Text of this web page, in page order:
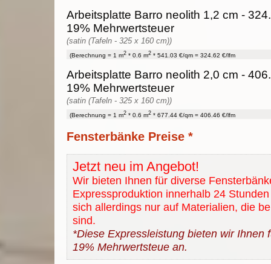
Arbeitsplatte Barro neolith 1,2 cm -
19% Mehrwertsteuer
(satin (Tafeln - 325 x 160 cm))
(Berechnung = 1 m2 * 0.6 m2 * 541.03 €/qm = 324.62 €/lfm
Arbeitsplatte Barro neolith 2,0 cm -
19% Mehrwertsteuer
(satin (Tafeln - 325 x 160 cm))
(Berechnung = 1 m2 * 0.6 m2 * 677.44 €/qm = 406.46 €/lfm
Fensterbänke Preise *
Jetzt neu im Angebot!
Wir bieten Ihnen für diverse
Expressproduktion innerhalb 24
sich allerdings nur auf Materialien, die
sind.
*Diese Expressleistung bieten wir Ihnen
19% Mehrwertsteue an.